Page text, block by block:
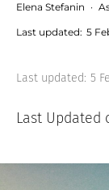
Elena Stefanin ·
Last updated: 5
Last updated: 5
Last Updated